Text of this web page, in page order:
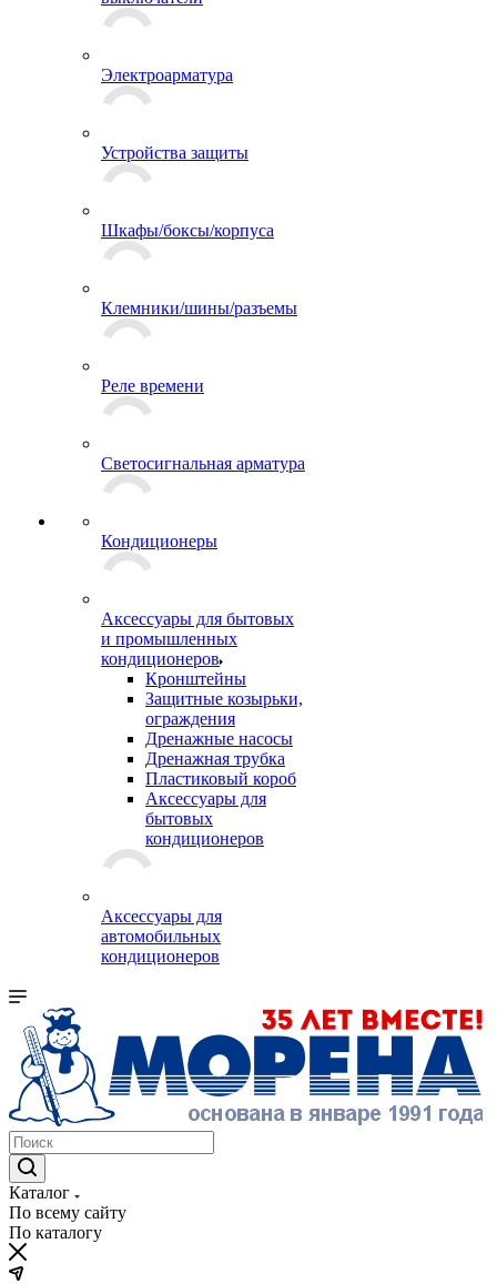
Электроарматура
Устройства защиты
Шкафы/боксы/корпуса
Клемники/шины/разъемы
Реле времени
Светосигнальная арматура
Кондиционеры
Аксессуары для бытовых
и промышленных
кондиционеров
Кронштейны
Защитные козырьки,
ограждения
Дренажные насосы
Дренажная трубка
Пластиковый короб
Аксессуары для
бытовых
кондиционеров
Аксессуары для
автомобильных
кондиционеров
Каталог
По всему сайту
По каталогу